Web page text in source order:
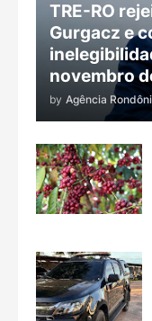
TRE-RO
Gurgacz e
novembro
by Agência